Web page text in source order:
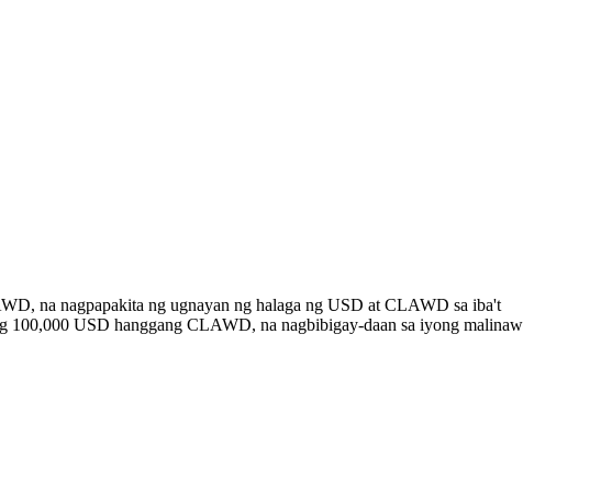
na nagpapakita ng ugnayan ng halaga ng USD at CLAWD sa iba't
100,000 USD hanggang CLAWD, na nagbibigay-daan sa iyong malinaw